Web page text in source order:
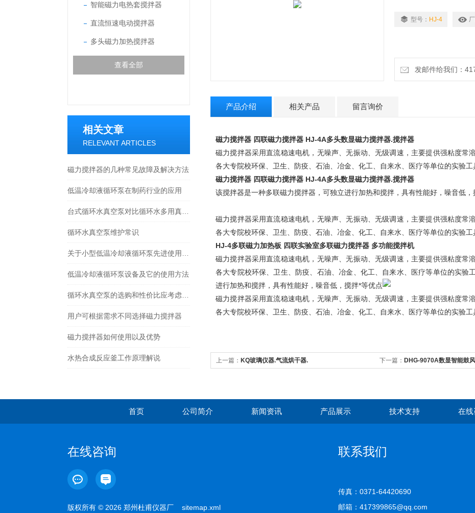
智能磁力电热套搅拌器
直流恒速电动搅拌器
多头磁力加热搅拌器
查看全部
相关文章
RELEVANT ARTICLES
磁力搅拌器的几种常见故障及解决方法
低温冷却液循环泵在制药行业的应用
循环水真空泵维护常识
低温冷却液循环泵设备及它的使用方法
用户可根据需求不同选择磁力搅拌器
磁力搅拌器如何使用以及优势
水热合成反应釜工作原理解说
型号： HJ-4
发邮件给我们：
产品介绍 相关产品 留言询价
磁力搅拌器 四联磁力搅拌器 HJ-4A多头数显磁力搅拌器.搅拌器
磁力搅拌器采用直流稳速电机，无噪声、无振动、无级调速，主要提供强粘度常
各大专院校环保、卫生、防疫、石油、冶金、化工、自来水、医疗等单位的实验工
磁力搅拌器 四联磁力搅拌器 HJ-4A多头数显磁力搅拌器.搅拌器
该搅拌器是一种多联磁力搅拌器，可独立进行加热和搅拌，具有性能好，噪音低，
磁力搅拌器采用直流稳速电机，无噪声、无振动、无级调速，主要提供强粘度常
各大专院校环保、卫生、防疫、石油、冶金、化工、自来水、医疗等单位的实验工
HJ-4多联磁力加热板 四联实验室多联磁力搅拌器 多功能搅拌机
磁力搅拌器采用直流稳速电机，无噪声、无振动、无级调速，主要提供强粘度常
各大专院校环保、卫生、防疫、石油、冶金、化工、自来水、医疗等单位的实验
进行加热和搅拌，具有性能好，噪音低，搅拌*等优点
磁力搅拌器采用直流稳速电机，无噪声、无振动、无级调速，主要提供强粘度常
各大专院校环保、卫生、防疫、石油、冶金、化工、自来水、医疗等单位的实验工
上一篇： KQ玻璃仪器.气流烘干器. 下一篇： DHG-9070A数显智能鼓
首页 公司简介 新闻资讯 产品展示 技术支持 在线
在线咨询
版权所有 © 2026 郑州杜甫仪器厂 sitemap.xml
联系我们
传真：0371-64420690
邮箱：417399865@qq.com